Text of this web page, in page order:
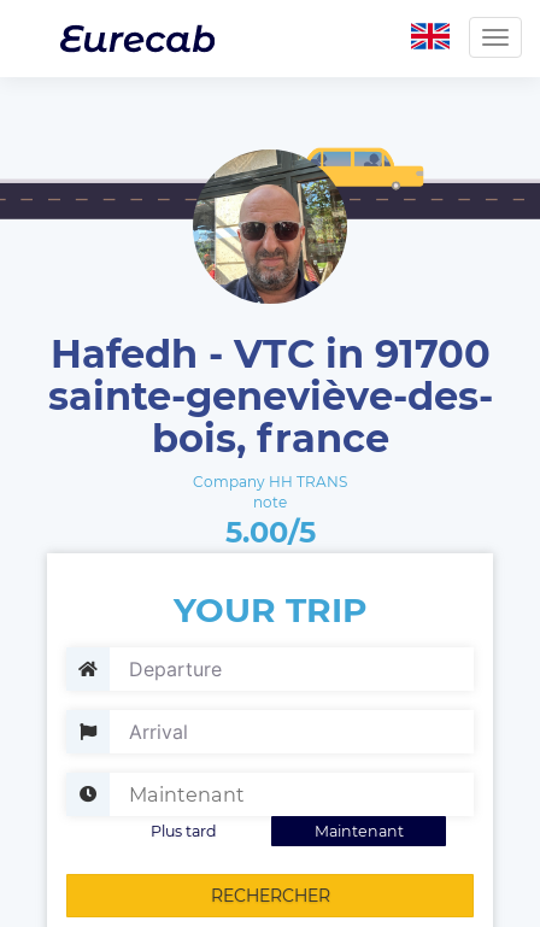
Hafedh - VTC in 91700
sainte-geneviève-des-
bois, france
Company HH TRANS
note
5.00/5
YOUR TRIP
Maintenant
Plus tard
RECHERCHER